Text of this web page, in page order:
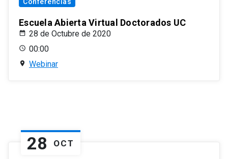
Escuela Abierta Virtual Doctorados UC
28 de Octubre de 2020
00:00
Webinar
28 OCT